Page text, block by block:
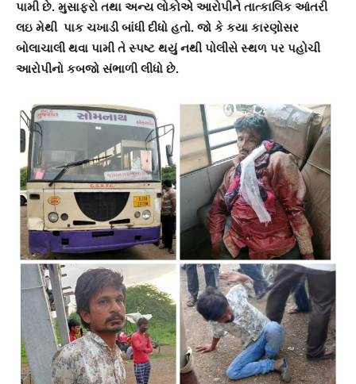
પામી છે. મુસાફરો તથા અન્ય લોકોએ આરોપીને તાત્કાલિક આંતરી
લઇ મેથી પાક ચખાડી બાંધી દીધો હતો. જો કે કયા કારણોસર
બોલાચાલી થવા પામી તે સ્પષ્ટ થયું નથી પોલીસે સ્થળ પર પહોચી
આરોપીનો કબજો સંભાળી લીધો છે.